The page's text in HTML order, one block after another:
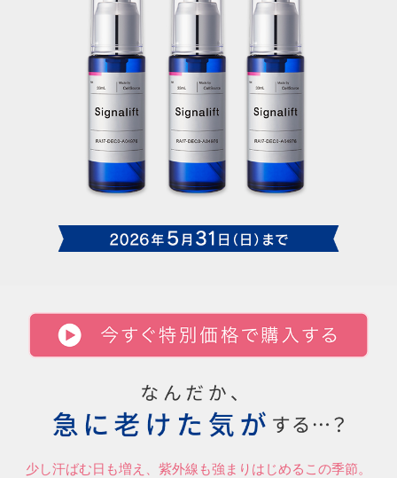
少し汗ばむ日も増え、紫外線も強まりはじめるこの季節。